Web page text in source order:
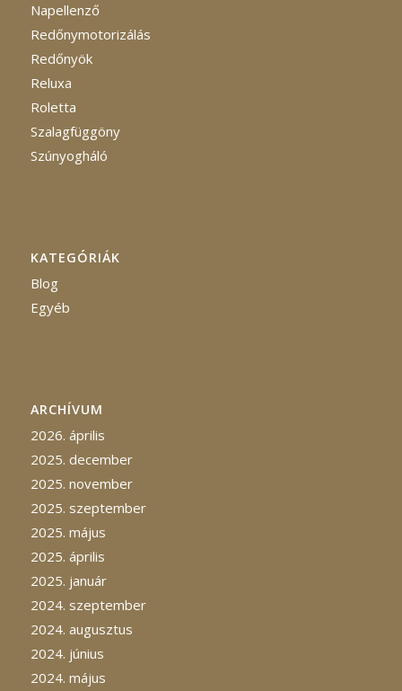
Napellenző
Redőnymotorizálás
Redőnyök
Reluxa
Roletta
Szalagfüggöny
Szúnyogháló
KATEGÓRIÁK
Blog
Egyéb
ARCHÍVUM
2026. április
2025. december
2025. november
2025. szeptember
2025. május
2025. április
2025. január
2024. szeptember
2024. augusztus
2024. június
2024. május